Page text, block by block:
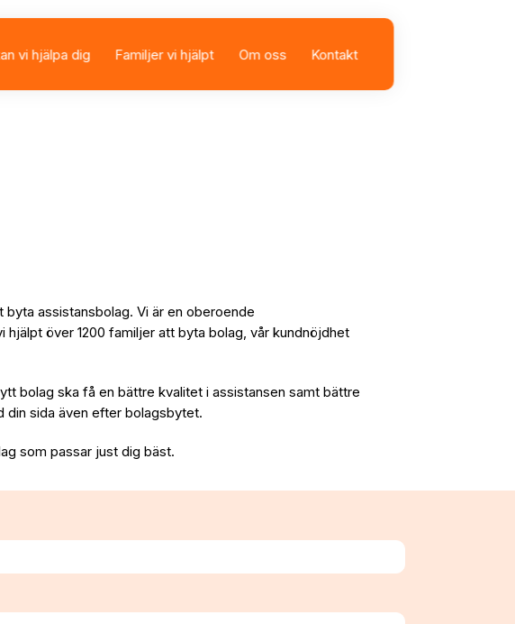
vi hjälpa dig
Familjer vi hjälpt Om oss Kontakt
assistansbolag. Vi är en oberoende
över 1200 familjer att byta bolag, vår kundnöjdhet
bolag ska få en bättre kvalitet i assistansen samt bättre
din sida även efter bolagsbytet.
som passar just dig bäst.